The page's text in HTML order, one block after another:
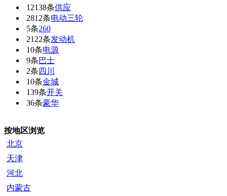
12138条供应
2812条电动三轮
5条260
2122条发动机
10条电源
9条巴士
2条 四川
10条金城
139条开关
36条豪华
按地区浏览
北京
天津
河北
内蒙古